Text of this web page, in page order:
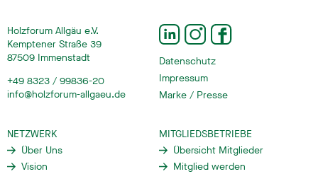
Holzforum Allgäu e.V.
Kemptener Straße 39
87509 Immenstadt
+49 8323 / 99836-20
info@holzforum-allgaeu.de
Datenschutz
Impressum
Marke / Presse
NETZWERK
Über Uns
Vision
MITGLIEDSBETRIEBE
Übersicht Mitglieder
Mitglied werden